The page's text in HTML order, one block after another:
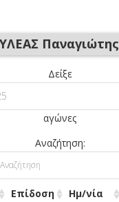
Παναγιώτης
Δείξε
αγώνες
Αναζήτηση:
Επίδοση Ημ/νία